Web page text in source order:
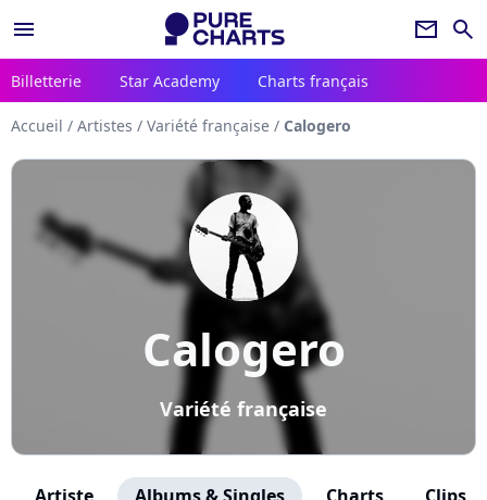
menu newsletter search
Billetterie Star Academy Charts français
Accueil / Artistes / Variété française / Calogero
Calogero
Variété française